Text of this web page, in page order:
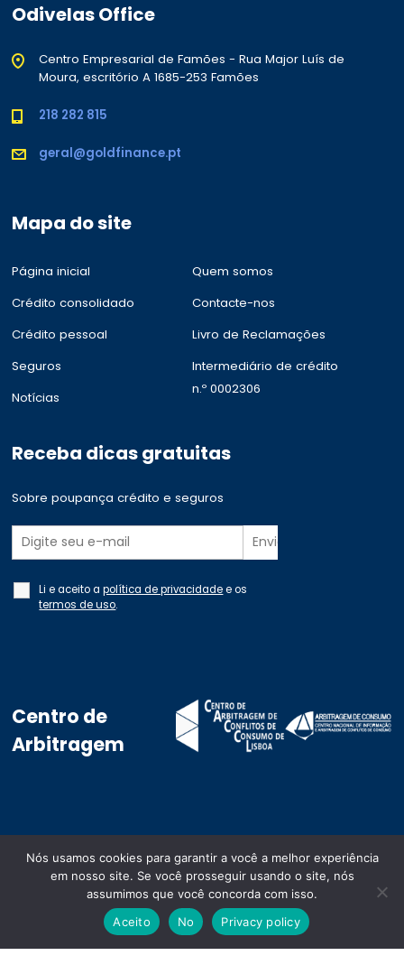
Odivelas Office
Centro Empresarial de Famões - Rua Major Luís de
Moura, escritório A 1685-253 Famões
218 282 815
geral@goldfinance.pt
Mapa do site
Página inicial
Crédito consolidado
Crédito pessoal
Seguros
Notícias
Quem somos
Contacte-nos
Livro de Reclamações
Intermediário de crédito
n.º 0002306
Receba dicas gratuitas
Sobre poupança crédito e seguros
Li e aceito apolítica de privacidadee os
termos de uso.
Centro de
Arbitragem
GLFN, Unipessoal Ltda.
Copyright ©2024. All rights
Nós usamos cookies para garantir a você a melhor experiência
em nosso site. Se você prosseguir usando o site, nós
assumimos que você concorda com isso.
Aceito
No Privacy policy